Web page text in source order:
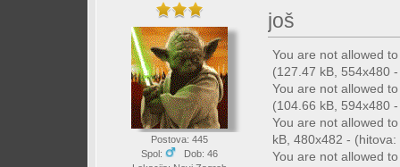
Postova: 445
Spol:
Dob: 46
još
You are not allowed
(127.47 kB, 554x480
You are not allowed
(104.66 kB, 594x480
You are not allowed
kB, 480x482 - (hitova:
You are not allowed